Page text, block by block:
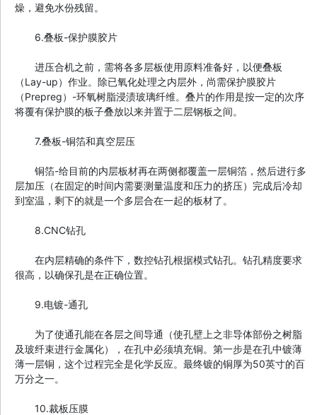
燥，避免水份残留。
6.叠板-保护膜胶片
进压合机之前，需将各多层板使用原料准备好，以便叠板
（Lay-up）作业。除已氧化处理之内层外，尚需保护膜胶片
（Prepreg）-环氧树脂浸渍玻璃纤维。叠片的作用是按一定的次序
将覆有保护膜的板子叠放以来并置于二层钢板之间。
7.叠板-铜箔和真空层压
铜箔-给目前的内层板材再在两侧都覆盖一层铜箔，然后进行多
层加压（在固定的时间内需要测量温度和压力的挤压）完成后冷却
到室温，剩下的就是一个多层合在一起的板材了。
8.CNC钻孔
在内层精确的条件下，数控钻孔根据模式钻孔。钻孔精度要求
很高，以确保孔是在正确位置。
9.电镀-通孔
为了使通孔能在各层之间导通（使孔壁上之非导体部份之树脂
及玻纤束进行金属化），在孔中必须填充铜。第一步是在孔中镀薄
薄一层铜，这个过程完全是化学反应。最终镀的铜厚为50英寸的百
万分之一。
10.裁板压膜